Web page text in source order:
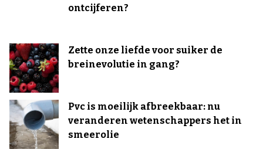
ontcijferen?
Zette onze liefde voor suiker de
breinevolutie in gang?
Pvc is moeilijk afbreekbaar: nu
veranderen wetenschappers het in
smeerolie